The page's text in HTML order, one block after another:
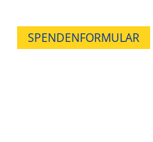
SPENDENFORMULAR